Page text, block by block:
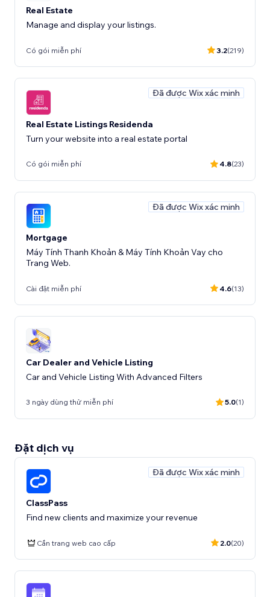
Real Estate
Manage and display your listings.
Có gói miễn phí 3.2(219)
Đã được Wix xác minh
Real Estate Listings Residenda
Turn your website into a real estate portal
Có gói miễn phí 4.8(23)
Đã được Wix xác minh
Mortgage
Máy Tính Thanh Khoản & Máy Tính Khoản Vay cho
Trang Web.
Cài đặt miễn phí 4.6(13)
Car Dealer and Vehicle Listing
Car and Vehicle Listing With Advanced Filters
3 ngày dùng thử miễn phí 5.0(1)
Đặt dịch vụ
Đã được Wix xác minh
ClassPass
Find new clients and maximize your revenue
Cần trang web cao cấp 2.0(20)